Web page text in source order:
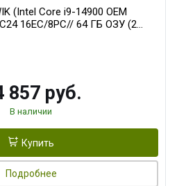
(Intel Core i9-14900 OEM
16EC/8PC// 64 ГБ ОЗУ (2
24GB GDDR6X 384-Bit 3xDP
857 руб.
В наличии
Купить
Подробнее